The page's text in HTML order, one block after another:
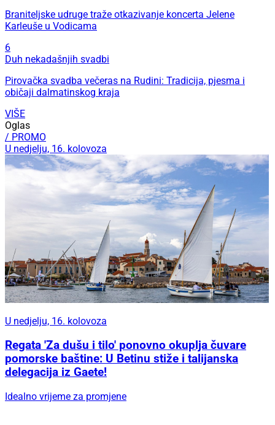
Braniteljske udruge traže otkazivanje koncerta Jelene
Karleuše u Vodicama
6
Duh nekadašnjih svadbi
Pirovačka svadba večeras na Rudini: Tradicija, pjesma i
običaji dalmatinskog kraja
VIŠE
Oglas
/ PROMO
U nedjelju, 16. kolovoza
U nedjelju, 16. kolovoza
Regata 'Za dušu i tilo' ponovno okuplja čuvare
pomorske baštine: U Betinu stiže i talijanska
delegacija iz Gaete!
Idealno vrijeme za promjene